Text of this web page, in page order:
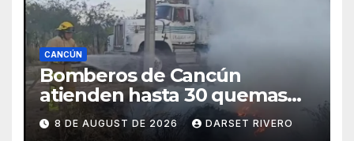
CANCÚN
Bomberos de Cancún
atienden hasta 30 quemas
de basura y áreas verdes
durante el mes de Julio
8 DE AUGUST DE 2026 DARSET RIVERO